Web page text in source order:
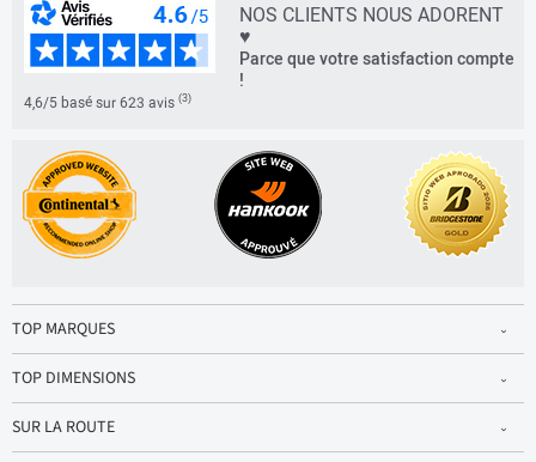
NOS CLIENTS NOUS ADORENT
♥
Parce que votre satisfaction compte
!
4,6/5 basé sur 623 avis (3)
TOP MARQUES
TOP DIMENSIONS
SUR LA ROUTE